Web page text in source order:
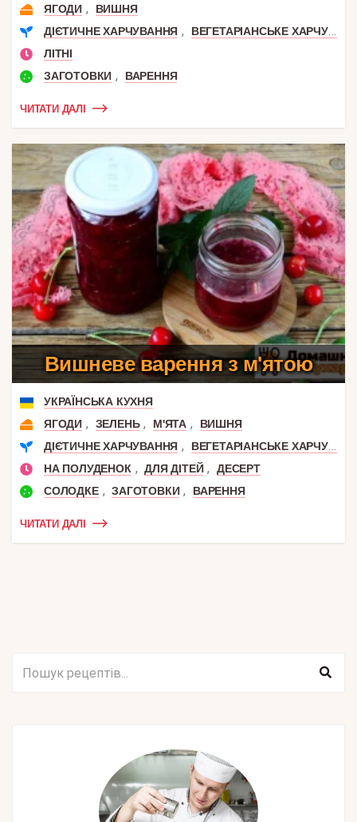
ЯГОДИ ,
ВИШНЯ
ДІЄТИЧНЕ ХАРЧУВАННЯ ,
ВЕГЕТАРІАНСЬКЕ ХАРЧУВАННЯ
ЛІТНІ
ЗАГОТОВКИ , ВАРЕННЯ
ЧИТАТИ ДАЛІ
Вишневе варення з м'ятою
УКРАЇНСЬКА КУХНЯ
ЯГОДИ , ЗЕЛЕНЬ , М'ЯТА ,
ВИШНЯ
ДІЄТИЧНЕ ХАРЧУВАННЯ ,
ВЕГЕТАРІАНСЬКЕ ХАРЧУВАННЯ
НА ПОЛУДЕНОК , ДЛЯ ДІТЕЙ ,
ДЕСЕРТ
СОЛОДКЕ , ЗАГОТОВКИ , ВАРЕННЯ
ЧИТАТИ ДАЛІ